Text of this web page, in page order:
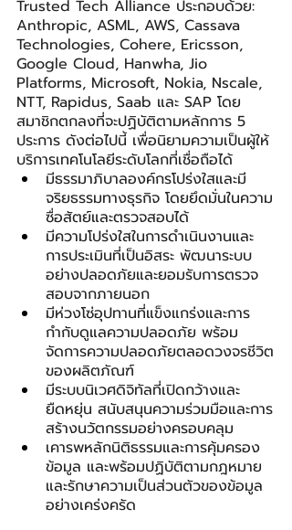
Trusted Tech Alliance ประกอบด้วย:
Anthropic, ASML, AWS, Cassava
Technologies, Cohere, Ericsson,
Google Cloud, Hanwha, Jio
Platforms, Microsoft, Nokia, Nscale,
NTT, Rapidus, Saab และ SAP โดย
สมาชิกตกลงที่จะปฏิบัติตามหลักการ 5
ประการ ดังต่อไปนี้ เพื่อนิยามความเป็นผู้ให้
บริการเทคโนโลยีระดับโลกที่เชื่อถือได้
มีธรรมาภิบาลองค์กรโปร่งใสและมี
จริยธรรมทางธุรกิจ โดยยึดมั่นในความ
ซื่อสัตย์และตรวจสอบได้
มีความโปร่งใสในการดำเนินงานและ
การประเมินที่เป็นอิสระ พัฒนาระบบ
อย่างปลอดภัยและยอมรับการตรวจ
สอบจากภายนอก
มีห่วงโซ่อุปทานที่แข็งแกร่งและการ
กำกับดูแลความปลอดภัย พร้อม
จัดการความปลอดภัยตลอดวงจรชีวิต
ของผลิตภัณฑ์
มีระบบนิเวศดิจิทัลที่เปิดกว้างและ
ยืดหยุ่น สนับสนุนความร่วมมือและการ
สร้างนวัตกรรมอย่างครอบคลุม
เคารพหลักนิติธรรมและการคุ้มครอง
ข้อมูล และพร้อมปฏิบัติตามกฎหมาย
และรักษาความเป็นส่วนตัวของข้อมูล
อย่างเคร่งครัด